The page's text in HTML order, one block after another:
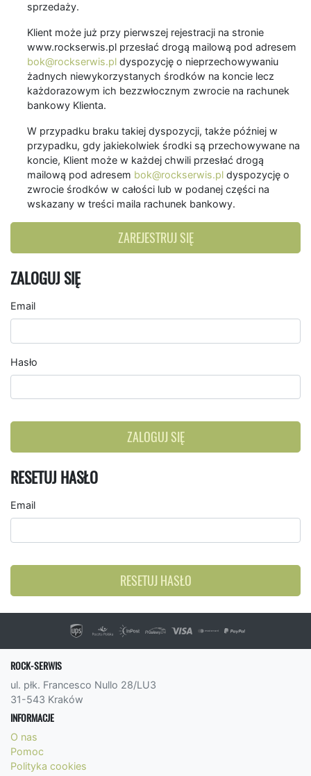
sprzedaży.
Klient może już przy pierwszej rejestracji na stronie
www.rockserwis.pl przesłać drogą mailową pod adresem
bok@rockserwis.pl dyspozycję o nieprzechowywaniu
żadnych niewykorzystanych środków na koncie lecz
każdorazowym ich bezzwłocznym zwrocie na rachunek
bankowy Klienta.
W przypadku braku takiej dyspozycji, także później w
przypadku, gdy jakiekolwiek środki są przechowywane na
koncie, Klient może w każdej chwili przesłać drogą
mailową pod adresem bok@rockserwis.pl dyspozycję o
zwrocie środków w całości lub w podanej części na
wskazany w treści maila rachunek bankowy.
ZAREJESTRUJ SIĘ
ZALOGUJ SIĘ
Email
Hasło
ZALOGUJ SIĘ
RESETUJ HASŁO
Email
RESETUJ HASŁO
ROCK-SERWIS
ul. płk. Francesco Nullo 28/LU3
31-543 Kraków
INFORMACJE
O nas
Pomoc
Polityka cookies